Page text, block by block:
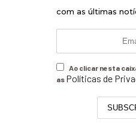
com as últimas
Ao clicar nesta
as Políticas de